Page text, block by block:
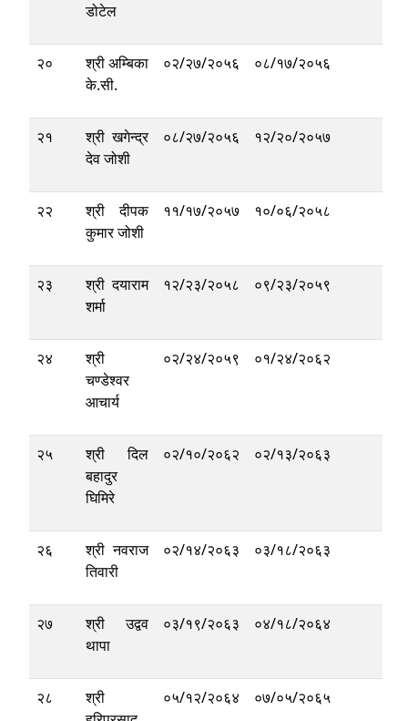
डोटेल
२०
श्री अम्बिका
के.सी.
०२/२७/२०५६ ०८/१७/२०५६
२१
श्री खगेन्द्र
देव जोशी
०८/२७/२०५६ १२/२०/२०५७
२२
श्री दीपक
कुमार जोशी
११/१७/२०५७ १०/०६/२०५८
२३
श्री दयाराम
शर्मा
१२/२३/२०५८ ०९/२३/२०५९
२४
श्री
चण्डेश्वर
आचार्य
०२/२४/२०५९ ०१/२४/२०६२
२५
श्री दिल
बहादुर
घिमिरे
०२/१०/२०६२ ०२/१३/२०६३
२६
श्री नवराज
तिवारी
०२/१४/२०६३ ०३/१८/२०६३
२७
श्री उद्वव
थापा
०३/१९/२०६३ ०४/१८/२०६४
२८
श्री
०५/१२/२०६४ ०७/०५/२०६५